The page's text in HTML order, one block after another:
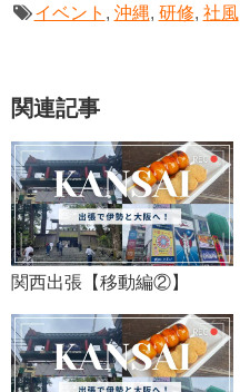
イベント , 沖縄, 研修, 社風
関連記事
関西出張【移動編②】